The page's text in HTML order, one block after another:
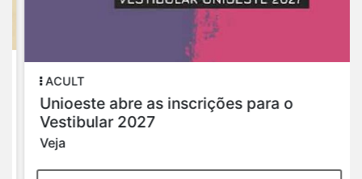
ACULT
Unioeste abre as inscrições para o
Vestibular 2027
Veja